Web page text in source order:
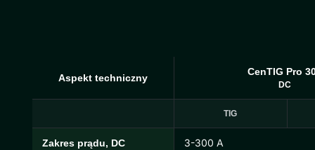
Specyfikacja techniczna CenTIG Pro
Aspekt techniczny
CenTIG Pro
DC
TIG
Zakres prądu, DC 3-300 A